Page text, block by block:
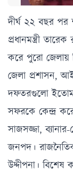
দীর্ঘ ২২ বছর পর
প্রধানমন্ত্রী
করে পুরো জেলায়
জেলা প্রশাসন,
দফতরগুলো
সফরকে কেন্দ্র
সাজসজ্জা,
জনপদ।
উদ্দীপনা।